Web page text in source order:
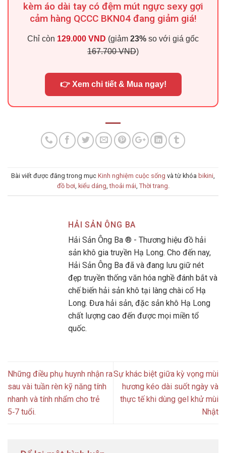
kèm áo dài tay có đệm mút ngực sexy gợi
cảm hàng QCCC BKN04 đang giảm giá!
Chỉ còn 129.000 VND (giảm 23% so với giá gốc
167.700 VND)
👉 Xem chi tiết & Mua ngay!
Bài viết được đăng trong mục Kinh nghiệm cuộc sống và từ khóa bikini,
đồ bơi, kiểu dáng,thoải mái, Thời trang.
HẢI SẢN ÔNG BA
Hải Sản Ông Ba ® - Thương hiệu đồ hải
sản khô gia truyền Hạ Long. Cho đến nay,
Hải Sản Ông Ba đã và đang lưu giữ nét
đẹp truyền thống văn hóa nghề đánh bắt và
chế biến hải sản khô tại làng chài cổ Hạ
Long. Đưa hải sản, đặc sản khô Hạ Long
chất lượng cao đến được mọi miền tổ
quốc.
Những điều phụ huynh nhận ra
sau vài tuần rèn kỹ năng tính
nhanh và tính nhẩm cho trẻ
5‑7 tuổi.
Sự khác biệt giữa kỳ vọng mùi
hương kéo dài suốt ngày và
thực tế khi dùng gel khử mùi
Nhật